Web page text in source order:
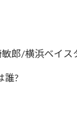
郎/横浜ベイス
誰?